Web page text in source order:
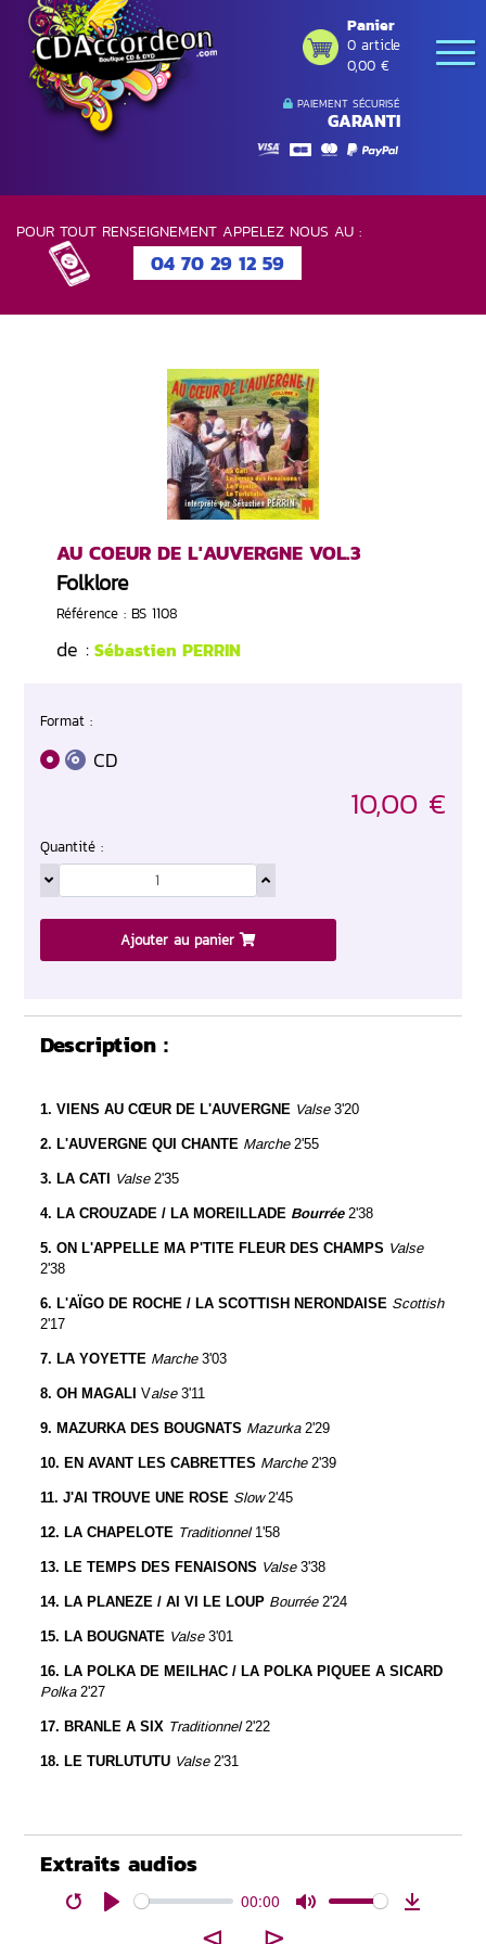
PAIEMENT SÉCURISÉ
GARANTI
Panier
0 article
0,00 €
POUR TOUT RENSEIGNEMENT APPELEZ NOUS AU :
04 70 29 12 59
AU COEUR DE L'AUVERGNE VOL.3
Folklore
Référence : BS 1108
de : Sébastien PERRIN
Format :
CD
10,00 €
Quantité :
Ajouter au panier
Description :
1. VIENS AU CŒUR DE L'AUVERGNE Valse3'20
2. L'AUVERGNE QUI CHANTE Marche2'55
3. LA CATI Valse2'35
4. LA CROUZADE / LA MOREILLADE Bourrée2'38
5. ON L'APPELLE MA P'TITE FLEUR DES CHAMPS Valse
2'38
6. L'AÏGO DE ROCHE / LA SCOTTISH NERONDAISE Scottish
2'17
7. LA YOYETTE Marche3'03
8. OH MAGALI Valse3'11
9. MAZURKA DES BOUGNATS Mazurka2'29
10. EN AVANT LES CABRETTES Marche2'39
11. J'AI TROUVE UNE ROSE Slow2'45
12. LA CHAPELOTE Traditionnel 1'58
13. LE TEMPS DES FENAISONS Valse3'38
14. LA PLANEZE / AI VI LE LOUP Bourrée2'24
15. LA BOUGNATE Valse3'01
16. LA POLKA DE MEILHAC / LA POLKA PIQUEE A SICARD
Polka2'27
17. BRANLE A SIX Traditionnel2'22
18. LE TURLUTUTU Valse2'31
Extraits audios
00:00